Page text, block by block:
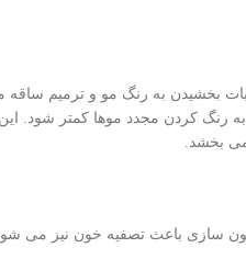
ثبات بخشیدن به رنگ مو و ترمیم
کردن مجدد موها کمتر شود.
بخشد.
سازی باعث تصفیه خون نیز می